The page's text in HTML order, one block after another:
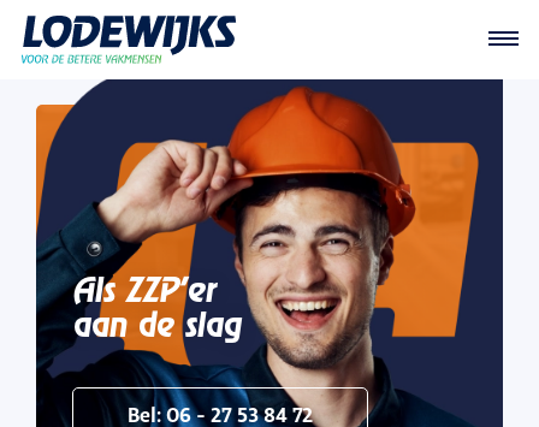
Als ZZP'er
aan de slag
Bel: 06 - 27 53 84 72